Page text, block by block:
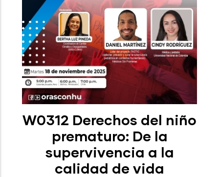
W0312 Derechos del niño
prematuro: De la
supervivencia a la
calidad de vida